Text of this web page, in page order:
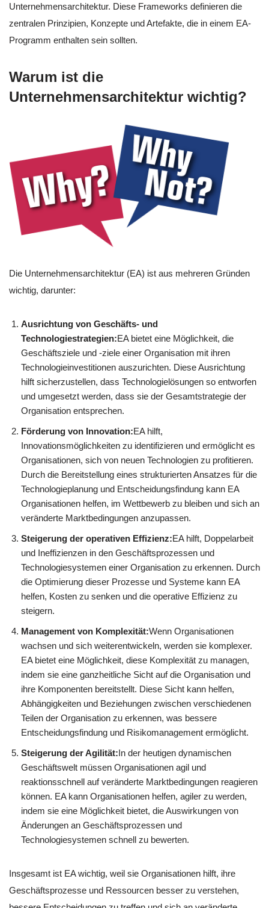
Unternehmensarchitektur. Diese Frameworks definieren die
zentralen Prinzipien, Konzepte und Artefakte, die in einem EA-
Programm enthalten sein sollten.
Warum ist die
Unternehmensarchitektur wichtig?
Die Unternehmensarchitektur (EA) ist aus mehreren Gründen
wichtig, darunter:
Ausrichtung von Geschäfts- und
Technologiestrategien:EA bietet eine Möglichkeit, die
Geschäftsziele und -ziele einer Organisation mit ihren
Technologieinvestitionen auszurichten. Diese Ausrichtung
hilft sicherzustellen, dass Technologielösungen so entworfen
und umgesetzt werden, dass sie der Gesamtstrategie der
Organisation entsprechen.
Förderung von Innovation:EA hilft,
Innovationsmöglichkeiten zu identifizieren und ermöglicht es
Organisationen, sich von neuen Technologien zu profitieren.
Durch die Bereitstellung eines strukturierten Ansatzes für die
Technologieplanung und Entscheidungsfindung kann EA
Organisationen helfen, im Wettbewerb zu bleiben und sich an
veränderte Marktbedingungen anzupassen.
Steigerung der operativen Effizienz:EA hilft, Doppelarbeit
und Ineffizienzen in den Geschäftsprozessen und
Technologiesystemen einer Organisation zu erkennen. Durch
die Optimierung dieser Prozesse und Systeme kann EA
helfen, Kosten zu senken und die operative Effizienz zu
steigern.
Management von Komplexität:Wenn Organisationen
wachsen und sich weiterentwickeln, werden sie komplexer.
EA bietet eine Möglichkeit, diese Komplexität zu managen,
indem sie eine ganzheitliche Sicht auf die Organisation und
ihre Komponenten bereitstellt. Diese Sicht kann helfen,
Abhängigkeiten und Beziehungen zwischen verschiedenen
Teilen der Organisation zu erkennen, was bessere
Entscheidungsfindung und Risikomanagement ermöglicht.
Steigerung der Agilität:In der heutigen dynamischen
Geschäftswelt müssen Organisationen agil und
reaktionsschnell auf veränderte Marktbedingungen reagieren
können. EA kann Organisationen helfen, agiler zu werden,
indem sie eine Möglichkeit bietet, die Auswirkungen von
Änderungen an Geschäftsprozessen und
Technologiesystemen schnell zu bewerten.
Insgesamt ist EA wichtig, weil sie Organisationen hilft, ihre
Geschäftsprozesse und Ressourcen besser zu verstehen,